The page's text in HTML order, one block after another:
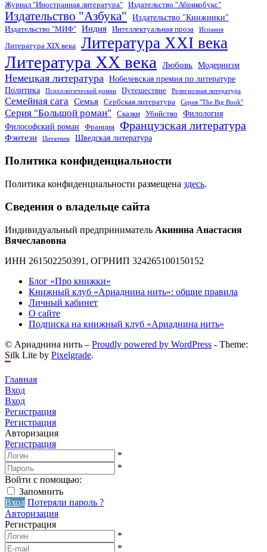
Журнал "Иностранная литература"
Издательство "Абрикобукс"
Издательство "Азбука" Издательство "Книжники"
Издательство "МИФ" Индия Интеллектуальная проза Испания
Литература XIX века Литература XXI века
Литература XX века Любовь Модернизм
Немецкая литература Нобелевская премия по литературе
Политика
Психологический роман Путешествие Религиозная литература
Семейная сага Семья Сербская литература Серия "The Big Book"
Серия "Большой роман" Сказки Убийство
Филология
Философский роман
Франция Французская литература
Фэнтези Цитатник Шведская литература
Политика конфиденциальности
Политика конфиденциальности размещена здесь.
Сведения о владельце сайта
Индивидуальный предприниматель Акинина Анастасия
Вячеславовна
ИНН 261502250391, ОГРНИП 324265100150152
Блог «Про книжки»
Книжный клуб «Ариаднина нить»: общие правила
Личный кабинет
О сайте
Подписка на книжный клуб «Ариаднина нить»
© Ариаднина нить – Proudly powered by WordPress - Theme:
Silk Lite by Pixelgrade.
Главная
Вход
Вход
Регистрация
Регистрация
Авторизация
Регистрация
*
*
Войти с помощью:
Запомнить
Вход Потеряли пароль ?
Авторизация
Регистрация
*
*